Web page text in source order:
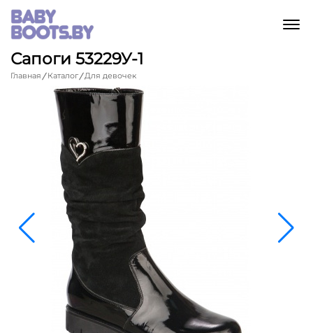
Сапоги 53229У-1
Главная Каталог Для девочек